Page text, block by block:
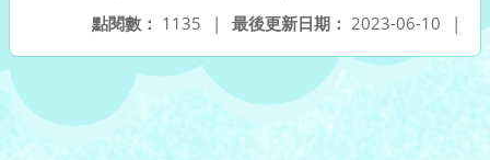
最後更新日期： 2023-06-10 |
點閱數： 1135 |